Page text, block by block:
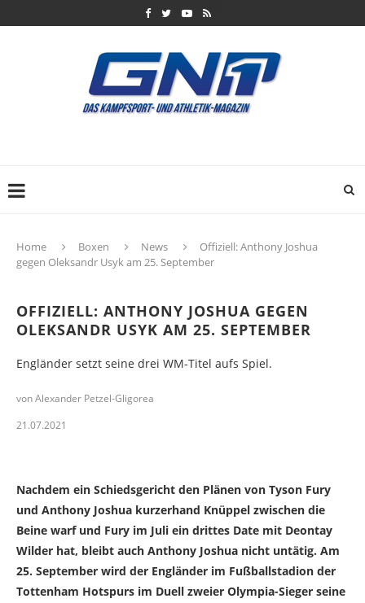
Home Boxen News
Offiziell: Anthony Joshua
gegen Oleksandr Usyk am 25. September
OFFIZIELL: ANTHONY JOSHUA GEGEN
OLEKSANDR USYK AM 25. SEPTEMBER
Engländer setzt seine drei WM-Titel aufs Spiel.
von Alexander Petzel-Gligorea
21.07.2021
Nachdem ein Schiedsgericht den Plänen von Tyson Fury
und Anthony Joshua kurzerhand Knüppel zwischen die
Beine warf und Fury im Juli ein drittes Date mit Deontay
Wilder hat, bleibt auch Anthony Joshua nicht untätig. Am
25. September wird der Engländer im Fußballstadion der
Tottenham Hotspurs im Duell zweier Olympia-Sieger seine